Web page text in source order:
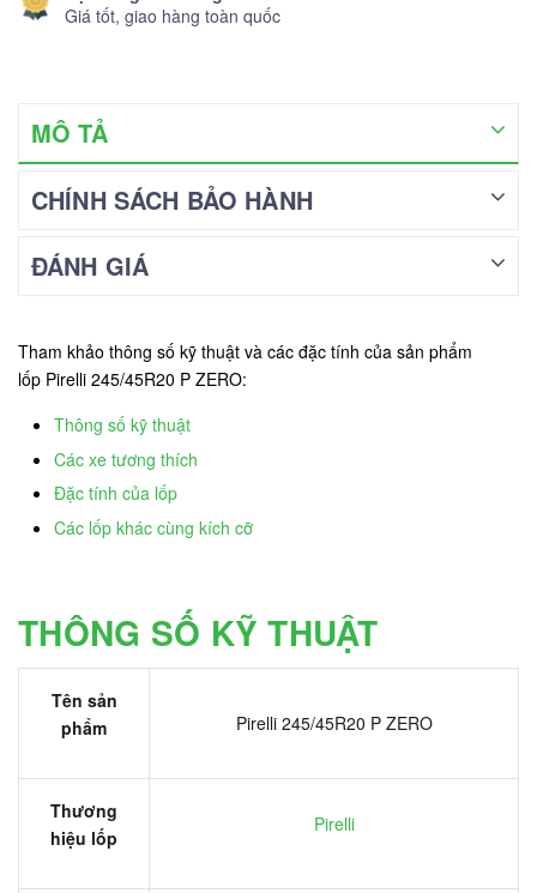
Giá tốt, giao hàng toàn quốc
MÔ TẢ
CHÍNH SÁCH BẢO HÀNH
ĐÁNH GIÁ
Tham khảo thông số kỹ thuật và các đặc tính của sản phẩm
lốp Pirelli 245/45R20 P ZERO:
Thông số kỹ thuật
Các xe tương thích
Đặc tính của lốp
Các lốp khác cùng kích cỡ
THÔNG SỐ KỸ THUẬT
Tên sản
phẩm
Pirelli 245/45R20 P ZERO
Thương
hiệu lốp
Pirelli